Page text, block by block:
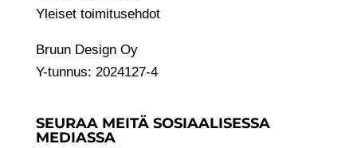
Yleiset toimitusehdot
Bruun Design Oy
Y-tunnus: 2024127-4
SEURAA MEITÄ SOSIAALISESSA
MEDIASSA